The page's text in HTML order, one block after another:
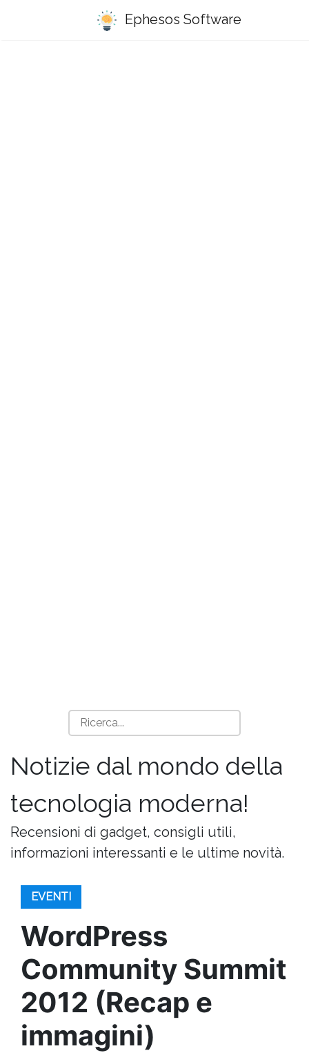
Ephesos Software
Notizie dal mondo della
tecnologia moderna!
Recensioni di gadget, consigli utili,
informazioni interessanti e le ultime novità.
EVENTI
WordPress
Community Summit
2012 (Recap e
immagini)